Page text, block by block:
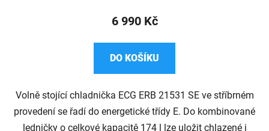
6 990 Kč
DO KOŠÍKU
Volně stojící chladnička ECG ERB 21531 SE ve stříbrném
provedení se řadí do energetické třídy E. Do kombinované
ledničky o celkové kapacitě 174 l lze uložit chlazené i